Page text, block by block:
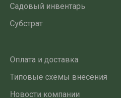
Садовый инвентарь
Субстрат
Оплата и доставка
Типовые схемы внесения
Новости компании